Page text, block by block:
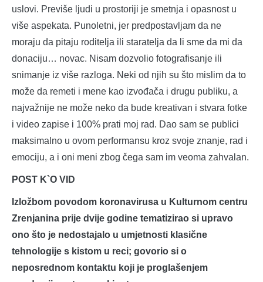
uslovi. Previše ljudi u prostoriji je smetnja i opasnost u
više aspekata. Punoletni, jer predpostavljam da ne
moraju da pitaju roditelja ili staratelja da li sme da mi da
donaciju… novac. Nisam dozvolio fotografisanje ili
snimanje iz više razloga. Neki od njih su što mislim da to
može da remeti i mene kao izvođača i drugu publiku, a
najvažnije ne može neko da bude kreativan i stvara fotke
i video zapise i 100% prati moj rad. Dao sam se publici
maksimalno u ovom performansu kroz svoje znanje, rad i
emociju, a i oni meni zbog čega sam im veoma zahvalan.
POST K`O VID
Izložbom povodom koronavirusa u Kulturnom centru
Zrenjanina prije dvije godine tematizirao si upravo
ono što je nedostajalo u umjetnosti klasične
tehnologije s kistom u reci; govorio si o
neposrednom kontaktu koji je proglašenjem